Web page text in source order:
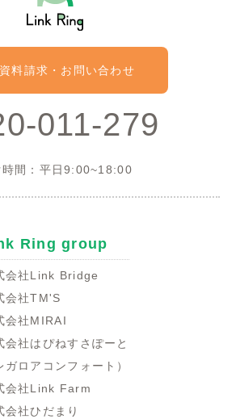
011-279
時間：平日9:00~18:00
資料請求・お問い合わせ
Ring group
会社Link Bridge
会社TM'S
会社MIRAI
会社はぴねすさぽーと
ガロアコンフォート）
会社Link Farm
会社ひだまり